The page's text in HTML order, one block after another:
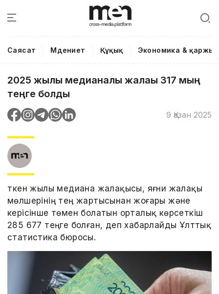
Саясат Мәдениет Құқық Экономика & қаржы
2025 жылы медианалық жалақы 317 мың
теңге болды
9 Қазан 2025
Өткен жылы медиана жалақысы, яғни жалақы
мөлшерінің тең жартысынан жоғары және
керісінше төмен болатын орталық көрсеткіш
285 677 теңге болған, деп хабарлайды Ұлттық
статистика бюросы.